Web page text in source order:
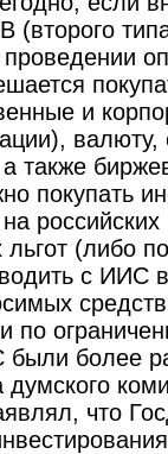
(второго
и
также
покупать
на
льгот (либо
с ИИС
по
были более
думского
что